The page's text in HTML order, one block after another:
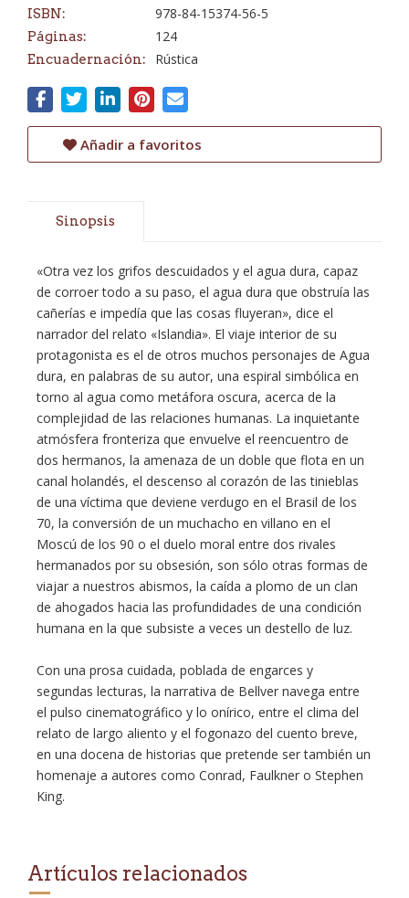
ISBN: 978-84-15374-56-5
Páginas: 124
Encuadernación: Rústica
Añadir a favoritos
Sinopsis
«Otra vez los grifos descuidados y el agua dura, capaz
de corroer todo a su paso, el agua dura que obstruía las
cañerías e impedía que las cosas fluyeran», dice el
narrador del relato «Islandia». El viaje interior de su
protagonista es el de otros muchos personajes de Agua
dura, en palabras de su autor, una espiral simbólica en
torno al agua como metáfora oscura, acerca de la
complejidad de las relaciones humanas. La inquietante
atmósfera fronteriza que envuelve el reencuentro de
dos hermanos, la amenaza de un doble que flota en un
canal holandés, el descenso al corazón de las tinieblas
de una víctima que deviene verdugo en el Brasil de los
70, la conversión de un muchacho en villano en el
Moscú de los 90 o el duelo moral entre dos rivales
hermanados por su obsesión, son sólo otras formas de
viajar a nuestros abismos, la caída a plomo de un clan
de ahogados hacia las profundidades de una condición
humana en la que subsiste a veces un destello de luz.
Con una prosa cuidada, poblada de engarces y
segundas lecturas, la narrativa de Bellver navega entre
el pulso cinematográfico y lo onírico, entre el clima del
relato de largo aliento y el fogonazo del cuento breve,
en una docena de historias que pretende ser también un
homenaje a autores como Conrad, Faulkner o Stephen
King.
Artículos relacionados